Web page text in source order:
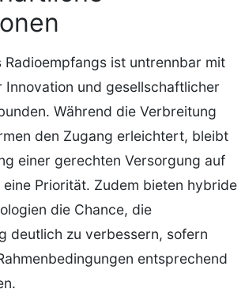
Radioempfangs ist untrennbar mit
Innovation und gesellschaftlicher
Während die Verbreitung
den Zugang erleichtert, bleibt
einer gerechten Versorgung auf
eine Priorität. Zudem bieten hybride
die Chance, die
deutlich zu verbessern, sofern
entsprechend